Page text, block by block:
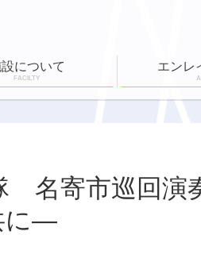
について
FACILTY
エンレ
名寄市巡回
に―